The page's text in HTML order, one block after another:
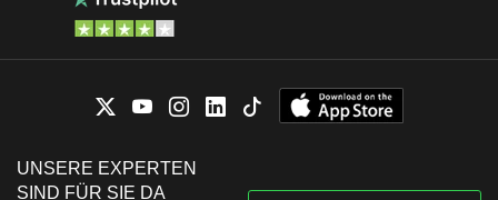
UNSERE EXPERTEN
SIND FÜR SIE DA